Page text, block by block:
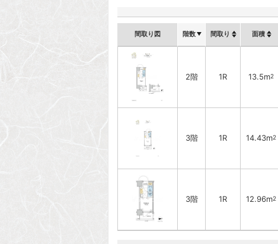
間取り図 階数 間取り 面積
2階 1R 13.5m2
3階 1R 14.43m2
3階 1R 12.96m2